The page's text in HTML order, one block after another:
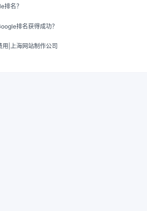
排名？
排名获得成功？
|上海网站制作公司